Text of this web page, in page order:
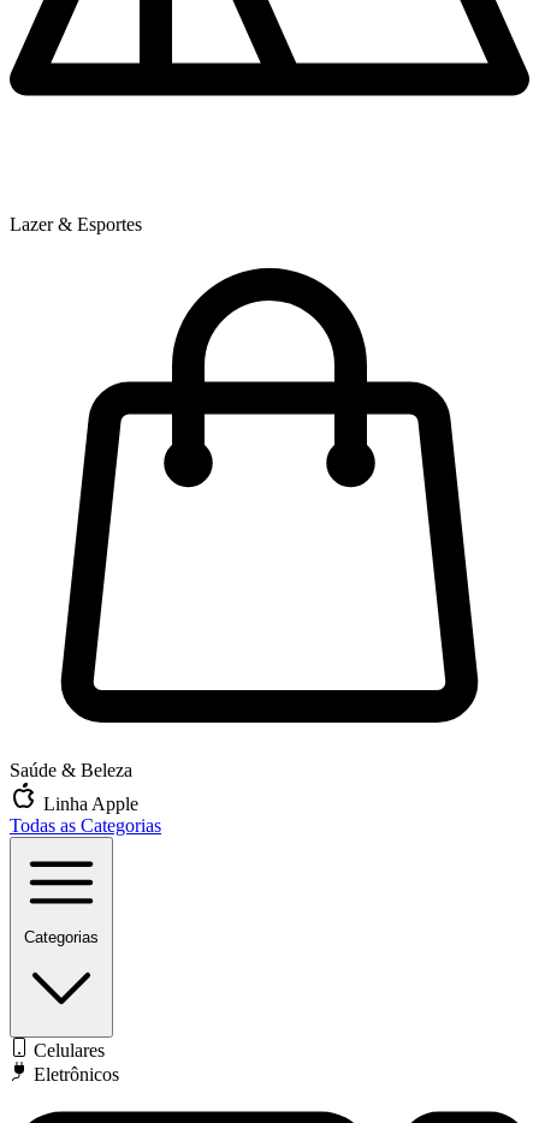
Lazer & Esportes
Saúde & Beleza
Linha Apple
Todas as Categorias
Categorias
Celulares
Eletrônicos